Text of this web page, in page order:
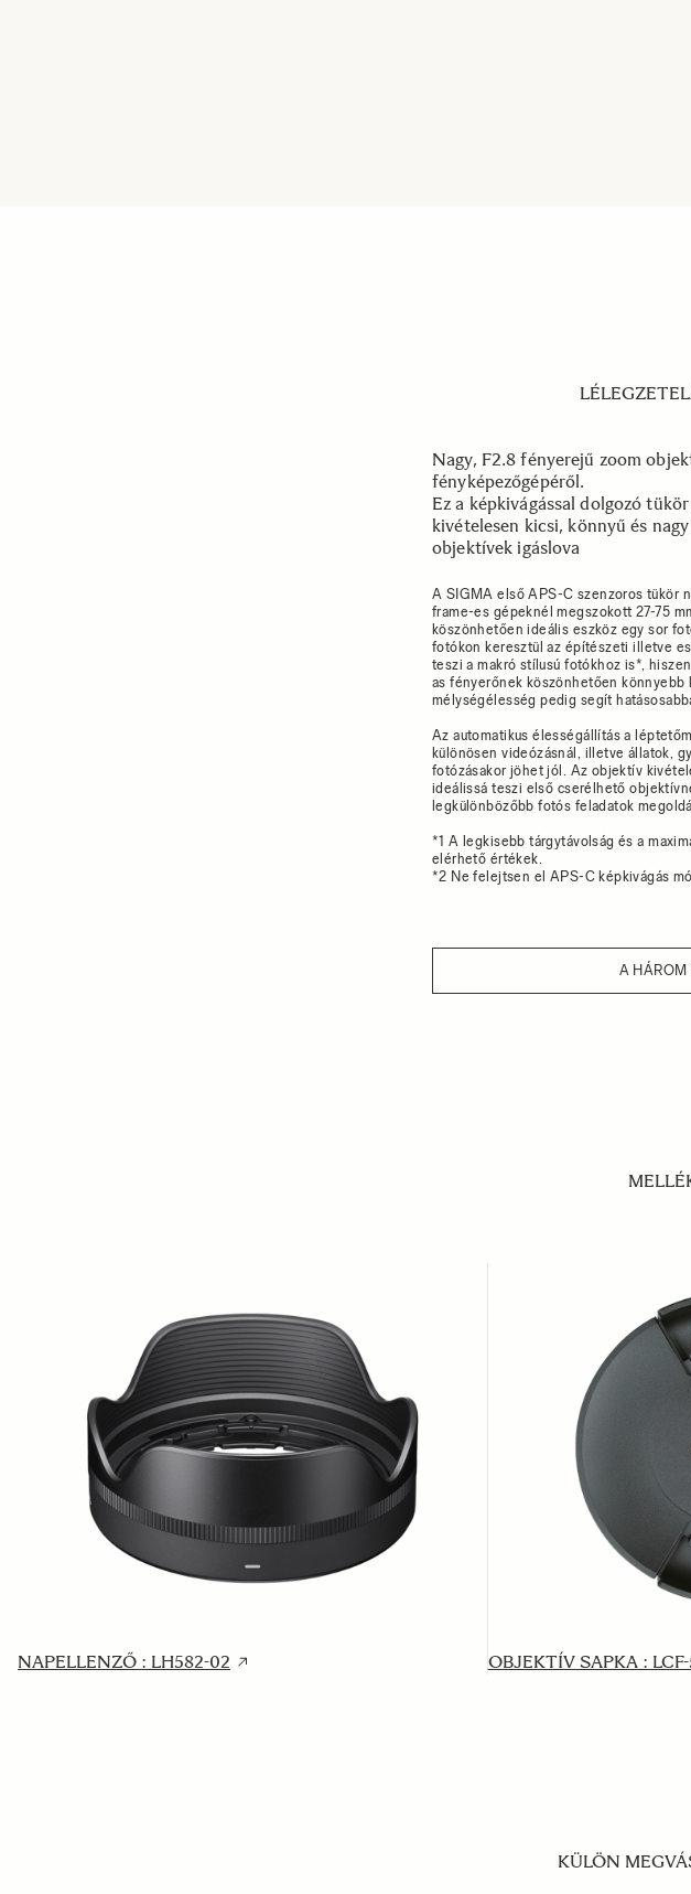
Nagy, F2.8 fényerejű zoom
fényképezőgépéről.
Ez a képkivágással dolgozó
kivételesen kicsi, könnyű és
objektívek igáslova
A SIGMA első APS-C szenzoros tükör
frame-es gépeknél megszokott 27-75
köszönhetően ideális eszköz egy sor
fotókon keresztül az építészeti illetve
teszi a makró stílusú fotókhoz is*,
as fényerőnek köszönhetően
mélységélesség pedig segít
Az automatikus élességállítás a
különösen videózásnál, illetve állatok,
fotózásakor jöhet jól. Az objektív
ideálissá teszi első cserélhető
legkülönbözőbb fotós feladatok
*1 A legkisebb tárgytávolság és a
elérhető értékek.
*2 Ne felejtsen el APS-C képkivágás
A HÁROM
NAPELLENZŐ : LH582-02 OBJEKTÍV SAPKA :
KÜLÖN